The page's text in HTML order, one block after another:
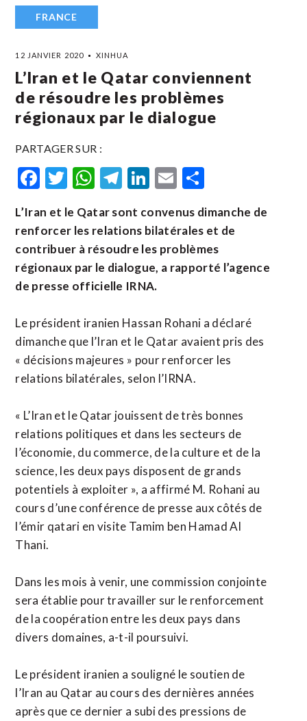
FRANCE
12 JANVIER 2020 XINHUA
L’Iran et le Qatar conviennent
de résoudre les problèmes
régionaux par le dialogue
PARTAGER SUR :
Facebook
Twitter
WhatsApp
Telegram
LinkedIn
Email
L’Iran et le Qatar sont convenus dimanche de
renforcer les relations bilatérales et de
contribuer à résoudre les problèmes
régionaux par le dialogue, a rapporté l’agence
de presse officielle IRNA.
Le président iranien Hassan Rohani a déclaré
dimanche que l’Iran et le Qatar avaient pris des
« décisions majeures » pour renforcer les
relations bilatérales, selon l’IRNA.
« L’Iran et le Qatar jouissent de très bonnes
relations politiques et dans les secteurs de
l’économie, du commerce, de la culture et de la
science, les deux pays disposent de grands
potentiels à exploiter », a affirmé M. Rohani au
cours d’une conférence de presse aux côtés de
l’émir qatari en visite Tamim ben Hamad Al
Thani.
Dans les mois à venir, une commission conjointe
sera établie pour travailler sur le renforcement
de la coopération entre les deux pays dans
divers domaines, a-t-il poursuivi.
Le président iranien a souligné le soutien de
l’Iran au Qatar au cours des dernières années
après que ce dernier a subi des pressions de